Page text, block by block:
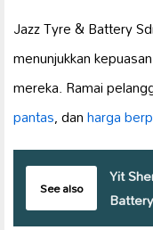
Jazz Tyre & Battery
menunjukkan
mereka. Ramai
pantas, danharga
See also
Yit
Battery